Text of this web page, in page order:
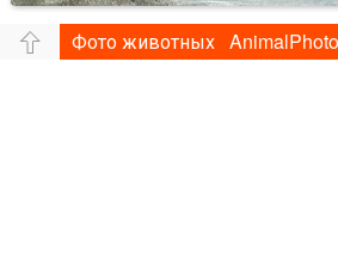
Фото животных